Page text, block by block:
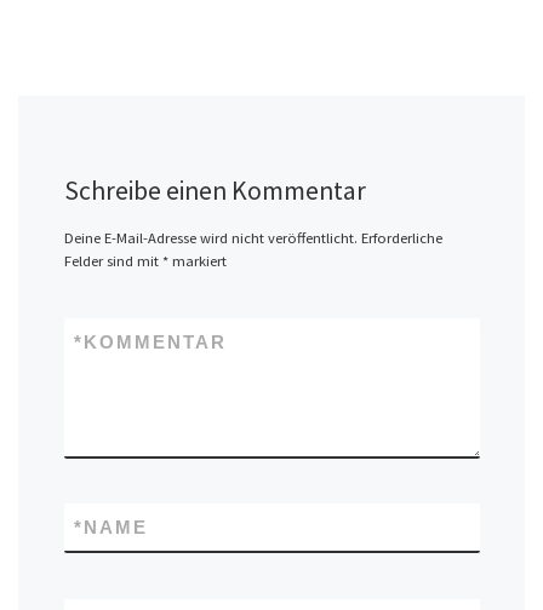
Schreibe einen Kommentar
Deine E-Mail-Adresse wird nicht veröffentlicht. Erforderliche
Felder sind mit *markiert
KOMMENTAR
*
NAME
*